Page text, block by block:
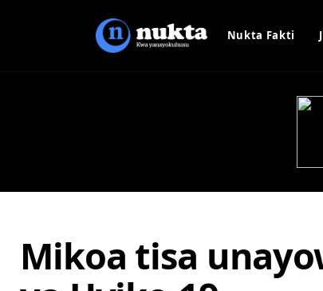
Nukta Fakti
Mikoa tisa